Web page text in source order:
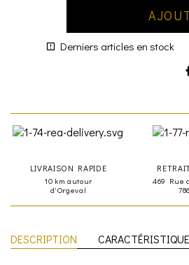
Derniers articles en stock
LIVRAISON RAPIDE
10 km autour
d'Orgeval
469 Rue
DESCRIPTION